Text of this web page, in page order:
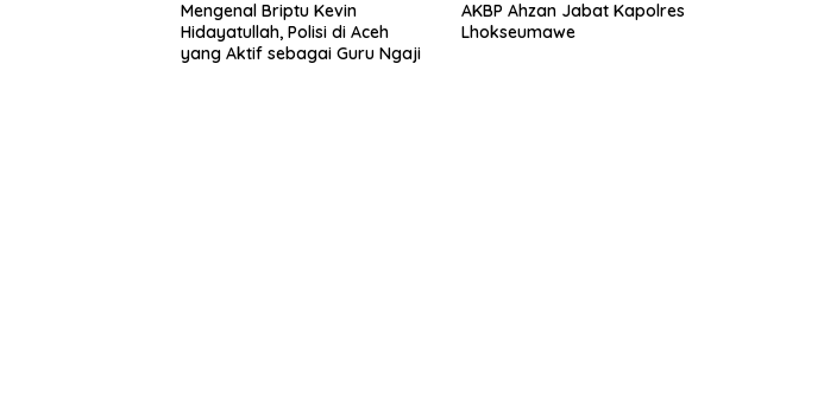
Mengenal Briptu Kevin
Hidayatullah, Polisi di Aceh
yang Aktif sebagai Guru Ngaji
AKBP Ahzan Jabat Kapolres
Lhokseumawe